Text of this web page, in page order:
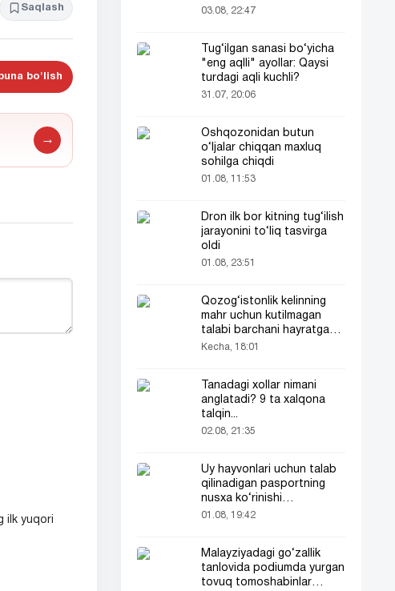
Saqlash
bo'lish
→
ilk yuqori
shuvda
03.08, 22:47
Tug‘ilgan sanasi bo‘yicha
"eng aqlli" ayollar: Qaysi
turdagi aqli kuchli?
31.07, 20:06
Oshqozonidan butun
o‘ljalar chiqqan maxluq
sohilga chiqdi
01.08, 11:53
Dron ilk bor kitning tug‘ilish
jarayonini to‘liq tasvirga
oldi
01.08, 23:51
Qozog‘istonlik kelinning
mahr uchun kutilmagan
talabi barchani hayratga
soldi
Kecha, 18:01
Tanadagi xollar nimani
anglatadi? 9 ta xalqona
talqin...
02.08, 21:35
Uy hayvonlari uchun talab
qilinadigan pasportning
nusxa ko‘rinishi
tarmoqlarda tarqaldi
01.08, 19:42
Malayziyadagi go‘zallik
tanlovida podiumda yurgan
tovuq tomoshabinlar